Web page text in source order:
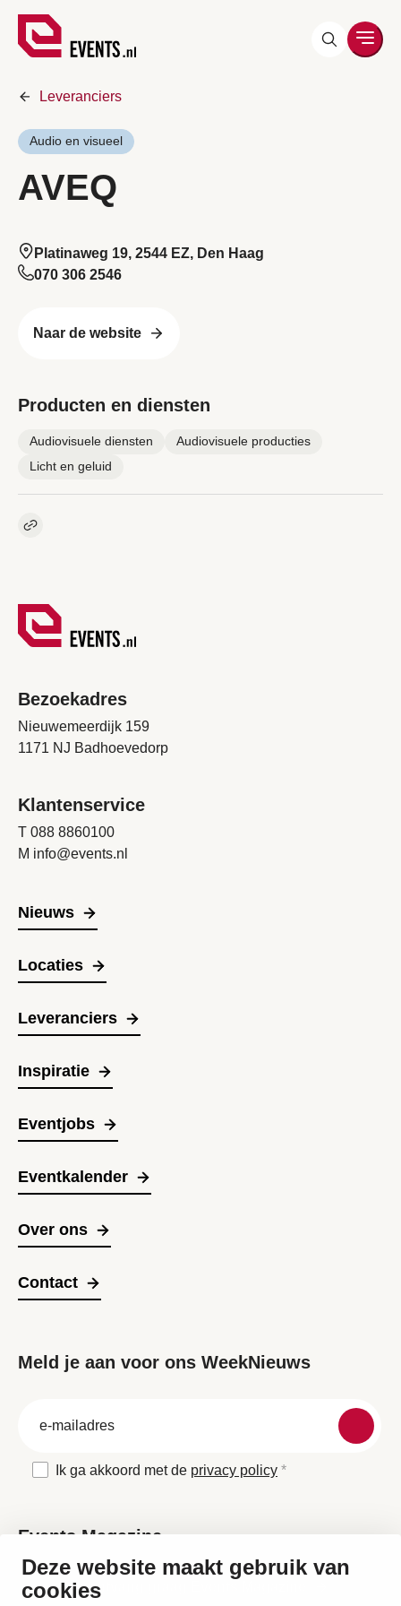
Deze website maakt gebruik van
cookies
Leveranciers
Audio en visueel
AVEQ
Platinaweg 19, 2544 EZ, Den Haag
070 306 2546
Naar de website
Producten en diensten
Audiovisuele diensten
Audiovisuele producties
Licht en geluid
Kopieer link naar pagina
Bezoekadres
Nieuwemeerdijk 159
1171 NJ Badhoevedorp
Klantenservice
T 088 8860100
M info@events.nl
Nieuws
Locaties
Leveranciers
Inspiratie
Eventjobs
Eventkalender
Over ons
Contact
Meld je aan voor ons WeekNieuws
Ik ga akkoord met de privacy policy
Events Magazine
Ik ontvang graag Events Magazine